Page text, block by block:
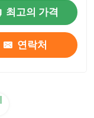
최고의 가격
연락처